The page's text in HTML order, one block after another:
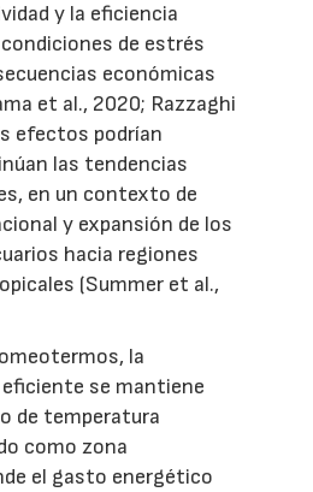
y la eficiencia
de estrés
económicas
et al., 2020; Razzaghi
efectos podrían
las tendencias
en un contexto de
y expansión de los
hacia regiones
(Summer et al.,
la
se mantiene
de temperatura
como zona
el gasto energético